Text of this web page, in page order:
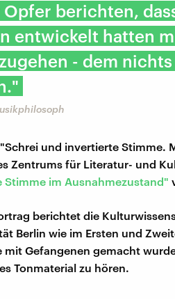
berichten,
entwickelt hatten
- dem
und invertierte Stimme.
Zentrums für Literatur- und
Stimme im Ausnahmezustand"
berichtet die
Berlin wie im Ersten und
mit Gefangenen gemacht
Tonmaterial zu hören.